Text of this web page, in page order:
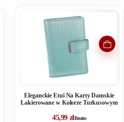
Eleganckie Etui Na Karty Damskie
Lakierowane w Kolorze Turkusowym
45,99 złBrutto